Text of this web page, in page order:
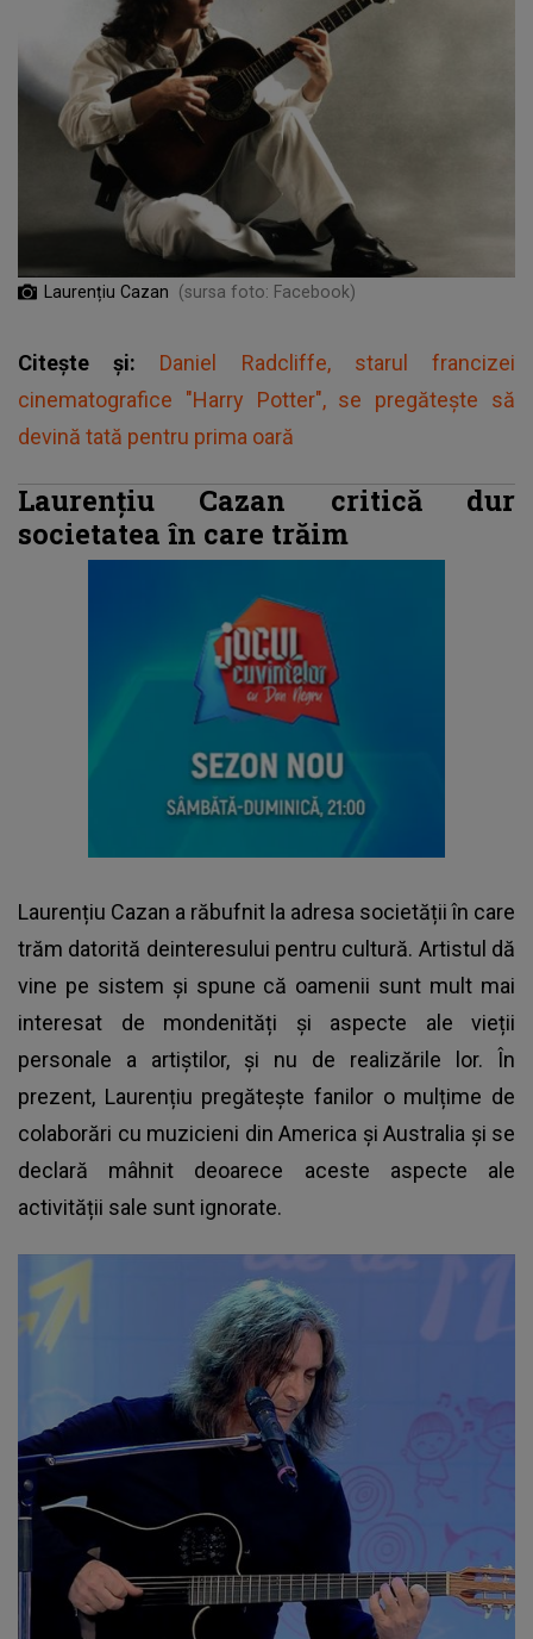
Laurențiu Cazan (sursa foto: Facebook)
Citește și: Daniel Radcliffe, starul francizei
cinematografice "Harry Potter", se pregătește să
devină tată pentru prima oară
Laurențiu Cazan critică dur
societatea în care trăim
Laurențiu Cazan a răbufnit la adresa societății în care
trăm datorită deinteresului pentru cultură. Artistul dă
vine pe sistem și spune că oamenii sunt mult mai
interesat de mondenități și aspecte ale vieții
personale a artiștilor, și nu de realizările lor. În
prezent, Laurențiu pregătește fanilor o mulțime de
colaborări cu muzicieni din America și Australia și se
declară mâhnit deoarece aceste aspecte ale
activității sale sunt ignorate.